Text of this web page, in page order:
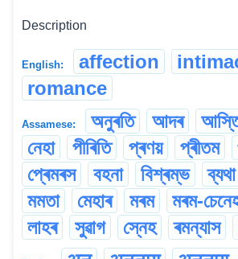
Description
English: affection
romance
Assamese: অনুৰতি আদৰ
নেহা
পীৰিতি প্ৰণয় প্ৰীতম
প্ৰেমৰস
বহনা বিশ্ৰম্ভ ব্যথা
মমতা
মেহাৰ মৰম মৰম-
লাহৰ
সুৱাগ স্নেহ ৰমন্যাস